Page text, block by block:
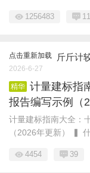
1256483
点击重新加载 斤斤计
2026-6-27
精华 计量建标指
报告编写示例（
计量建标指南大全：
（2026年更新） ▍
4454 39